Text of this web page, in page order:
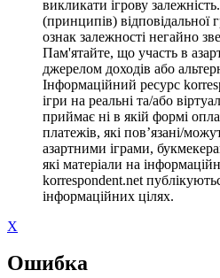
викликати ігрову
(принципів)
ознак залежності негайно
Пам'ятайте, що участь в
джерелом доходів або
Інформаційний ресурс
ігри на реальні та/або
приймає ні в якій формі
платежів, які пов’язані/
азартними іграми,
які матеріали на
korrespondent.net
інформаційних цілях.
X
Ошибка